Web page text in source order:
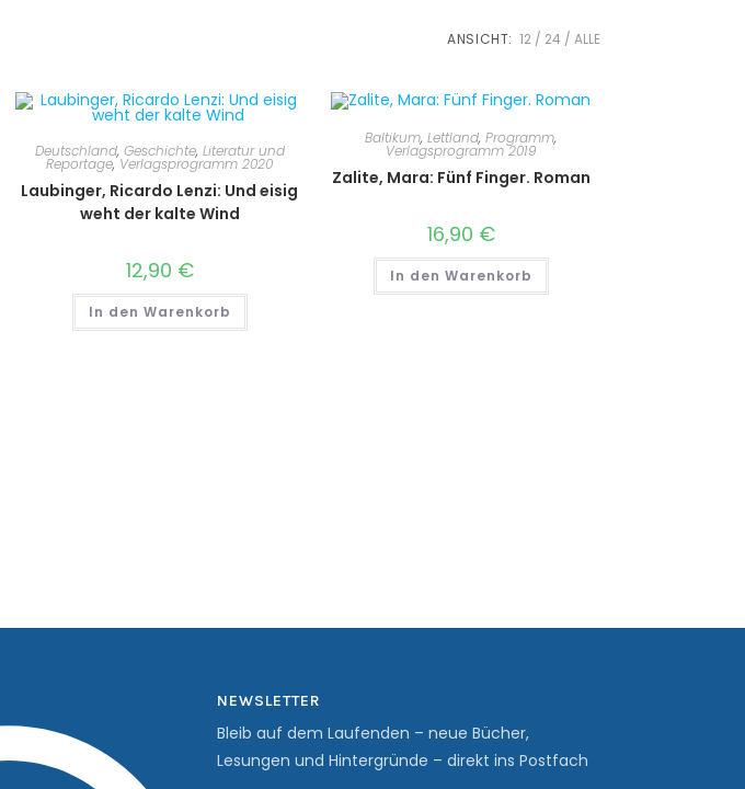
ANSICHT: 12 24 ALLE
Deutschland, Geschichte, Literatur und
Reportage,Verlagsprogramm 2020
Laubinger, Ricardo Lenzi: Und eisig
weht der kalte Wind
12,90 €
In den Warenkorb
Baltikum, Lettland, Programm,
Verlagsprogramm 2019
Zalite, Mara: Fünf Finger. Roman
16,90 €
In den Warenkorb
NEWSLETTER
Bleib auf dem Laufenden – neue Bücher,
Lesungen und Hintergründe – direkt ins Postfach